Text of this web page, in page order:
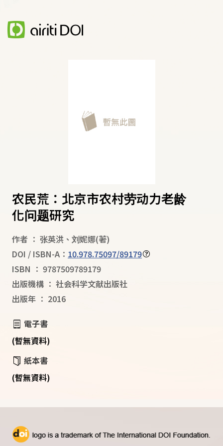
农民荒：北京市农村劳动力老龄
化问题研究
作者 ： 张英洪 、 刘妮娜(著)
DOI / ISBN-A： 10.978.75097/89179
ISBN ： 9787509789179
出版機構 ： 社会科学文献出版社
出版年 ： 2016
電子書
(暫無資料)
紙本書
(暫無資料)